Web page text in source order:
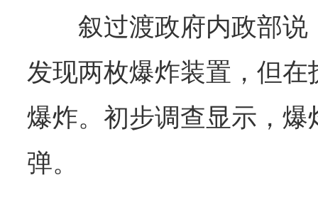
叙过渡政府内政部
发现两枚爆炸装置，但
爆炸。初步调查显示，
弹。